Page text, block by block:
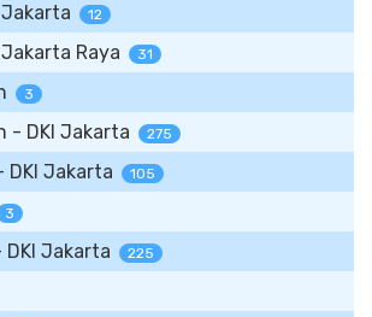
12
Raya 31
3
- DKI Jakarta 275
Jakarta 105
3
Jakarta 225